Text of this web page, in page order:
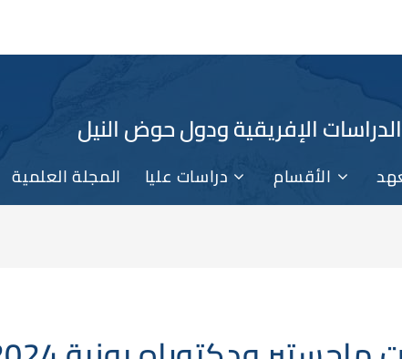
الإفريقية ودول حوض النيل
المجلة العلمية دراسات عليا الأقسام